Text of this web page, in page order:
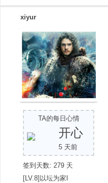
xiyur
TA的每日心情
开心
5 天前
签到天数: 279 天
[LV.8]以坛为家I